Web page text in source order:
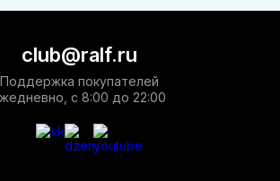
club@ralf.ru
Поддержка покупателей
с 8:00 до 22:00